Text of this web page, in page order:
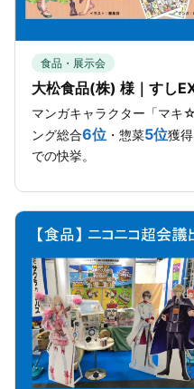
食品・展示会
大松食品(株) 様｜すし
マンガキャラクター「マキ
ング総合6位 ・惣菜5位獲
での快挙。